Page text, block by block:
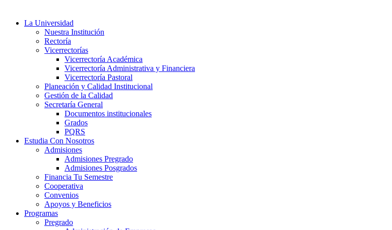
La Universidad
Nuestra Institución
Rectoría
Vicerrectorías
Vicerrectoría Académica
Vicerrectoría Administrativa y Financiera
Vicerrectoría Pastoral
Planeación y Calidad Institucional
Gestión de la Calidad
Secretaría General
Documentos institucionales
Grados
PQRS
Estudia Con Nosotros
Admisiones
Admisiones Pregrado
Admisiones Posgrados
Financia Tu Semestre
Cooperativa
Convenios
Apoyos y Beneficios
Programas
Pregrado